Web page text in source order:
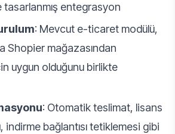
entegrasyon
: Mevcut e-ticaret modülü,
Shopier mağazasından
uygun olduğunu birlikte
: Otomatik teslimat, lisans
indirme bağlantısı tetiklemesi gibi